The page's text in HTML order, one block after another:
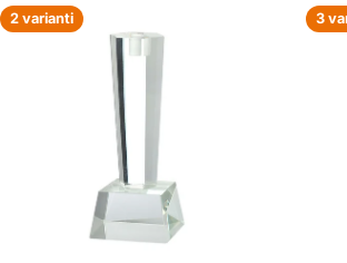
2 varianti 3